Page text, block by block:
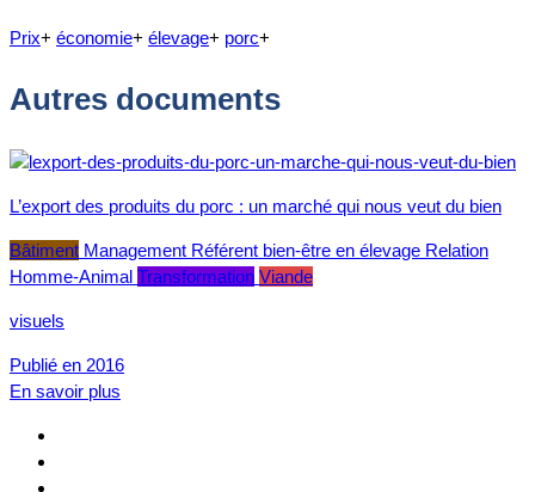
Prix+ économie+ élevage+ porc+
Autres documents
L’export des produits du porc : un marché qui nous veut du bien
Bâtiment Management Référent bien-être en élevage Relation
Homme-Animal Transformation Viande
visuels
Publié en 2016
En savoir plus